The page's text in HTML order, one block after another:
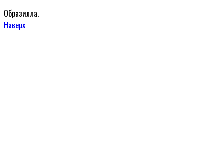
Образилла.
Наверх